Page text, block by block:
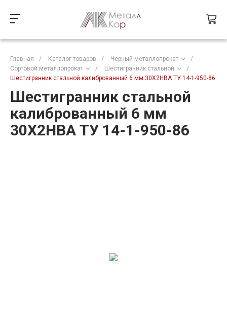
Главная / Каталог товаров / Черный металлопрокат
/
Сортовой металлопрокат
/ Шестигранник стальной
/
Шестигранник стальной калиброванный 6 мм 30Х2НВА ТУ 14-1-950-86
Шестигранник стальной
калиброванный 6 мм
30Х2НВА ТУ 14-1-950-86